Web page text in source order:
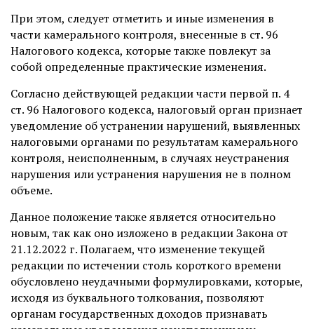
При этом, следует отметить и иные изменения в
части камерального контроля, внесенные в ст. 96
Налогового кодекса, которые также повлекут за
собой определенные практические изменения.
Согласно действующей редакции части первой п. 4
ст. 96 Налогового кодекса, налоговый орган признает
уведомление об устранении нарушений, выявленных
налоговыми органами по результатам камерального
контроля, неисполненным, в случаях неустранения
нарушения или устранения нарушения не в полном
объеме.
Данное положение также является относительно
новым, так как оно изложено в редакции Закона от
21.12.2022 г. Полагаем, что изменение текущей
редакции по истечении столь короткого времени
обусловлено неудачными формулировками, которые,
исходя из буквального толкования, позволяют
органам государственных доходов признавать